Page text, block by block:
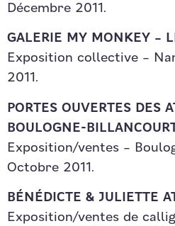
Décembre 2011.
GALERIE MY MONKEY –
Exposition collective –
2011.
PORTES OUVERTES DES
BOULOGNE-
Exposition/ventes –
Octobre 2011.
BÉNÉDICTE & JULIETTE
Exposition/ventes de